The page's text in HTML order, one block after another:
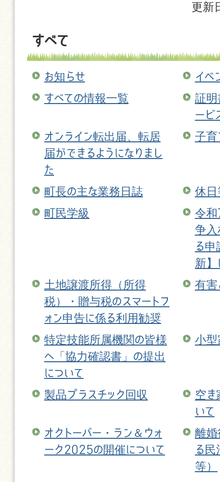
更新
すべて
お知らせ
イベ
すべての情報一覧
証明
ービ
オンライン転出届、転居
届ができるようになりまし
た
子育
町長の主な業務日誌
休日
町民学級
令
争入
る
新】
土地譲渡所得（所得
税）・贈与税のスマートフ
ォン申告に係る利用勧奨
有害
特定技能所属機関の皆様
へ「協力確認書」の提出
について
小型
製品プラスチック回収
空き
いて
オクトーバー・ラン＆ウォ
ーク2025の開催について
離婚
る
等）